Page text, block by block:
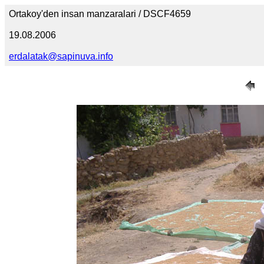
Ortakoy'den insan manzaralari / DSCF4659
19.08.2006
erdalatak@sapinuva.info